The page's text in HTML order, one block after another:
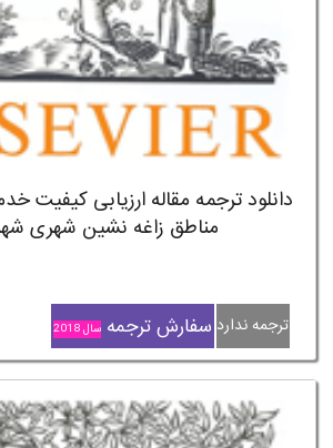
دانلود ترجمه مقاله ارزیابی کیفیت
مناطق زاغه نشین شهری
ترجمه ندارد سفارش ترجمه سال 2018